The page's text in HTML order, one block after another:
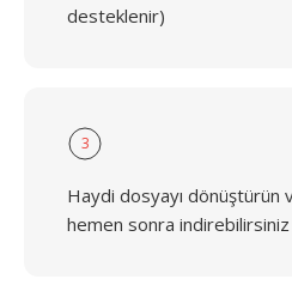
desteklenir)
3
Haydi dosyayı dönüştürün
hemen sonra indirebilirsiniz